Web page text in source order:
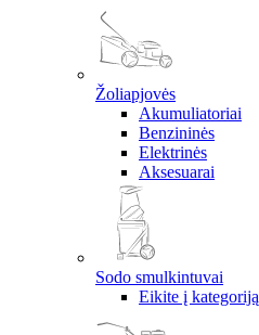
Žoliapjovės
Akumuliatoriai
Benzininės
Elektrinės
Aksesuarai
Sodo smulkintuvai
Eikite į kategoriją